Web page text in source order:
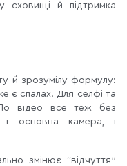
й підтримка
й зрозумілу формулу:
є спалах. Для селфі та
відео все теж без
основна камера, і
змінює “відчуття”